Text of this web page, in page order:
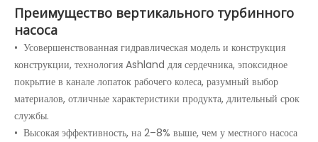
Преимущество вертикального турбинного
насоса
• Усовершенствованная гидравлическая модель и конструкция
конструкции, технология Ashland для сердечника, эпоксидное
покрытие в канале лопаток рабочего колеса, разумный выбор
материалов, отличные характеристики продукта, длительный срок
службы.
• Высокая эффективность, на 2–8% выше, чем у местного насоса